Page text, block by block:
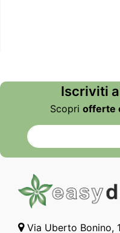
Iscriviti
Scopri offerte
Via Uberto Bonino,